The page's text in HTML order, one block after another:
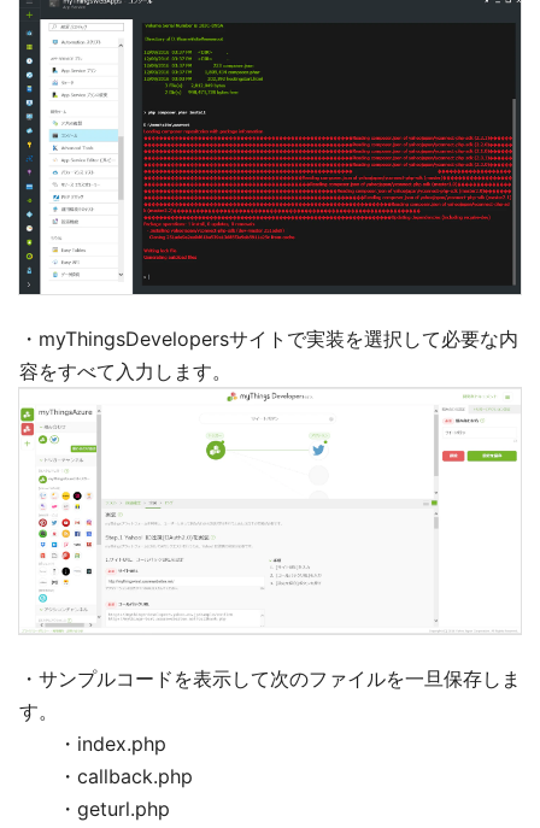
・myThingsDevelopersサイトで実装を選択して必要な内
容をすべて入力します。
・サンプルコードを表示して次のファイルを一旦保存しま
す。
・index.php
・callback.php
・geturl.php